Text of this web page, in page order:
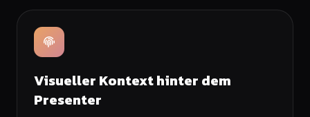
Visueller Kontext hinter dem
Presenter